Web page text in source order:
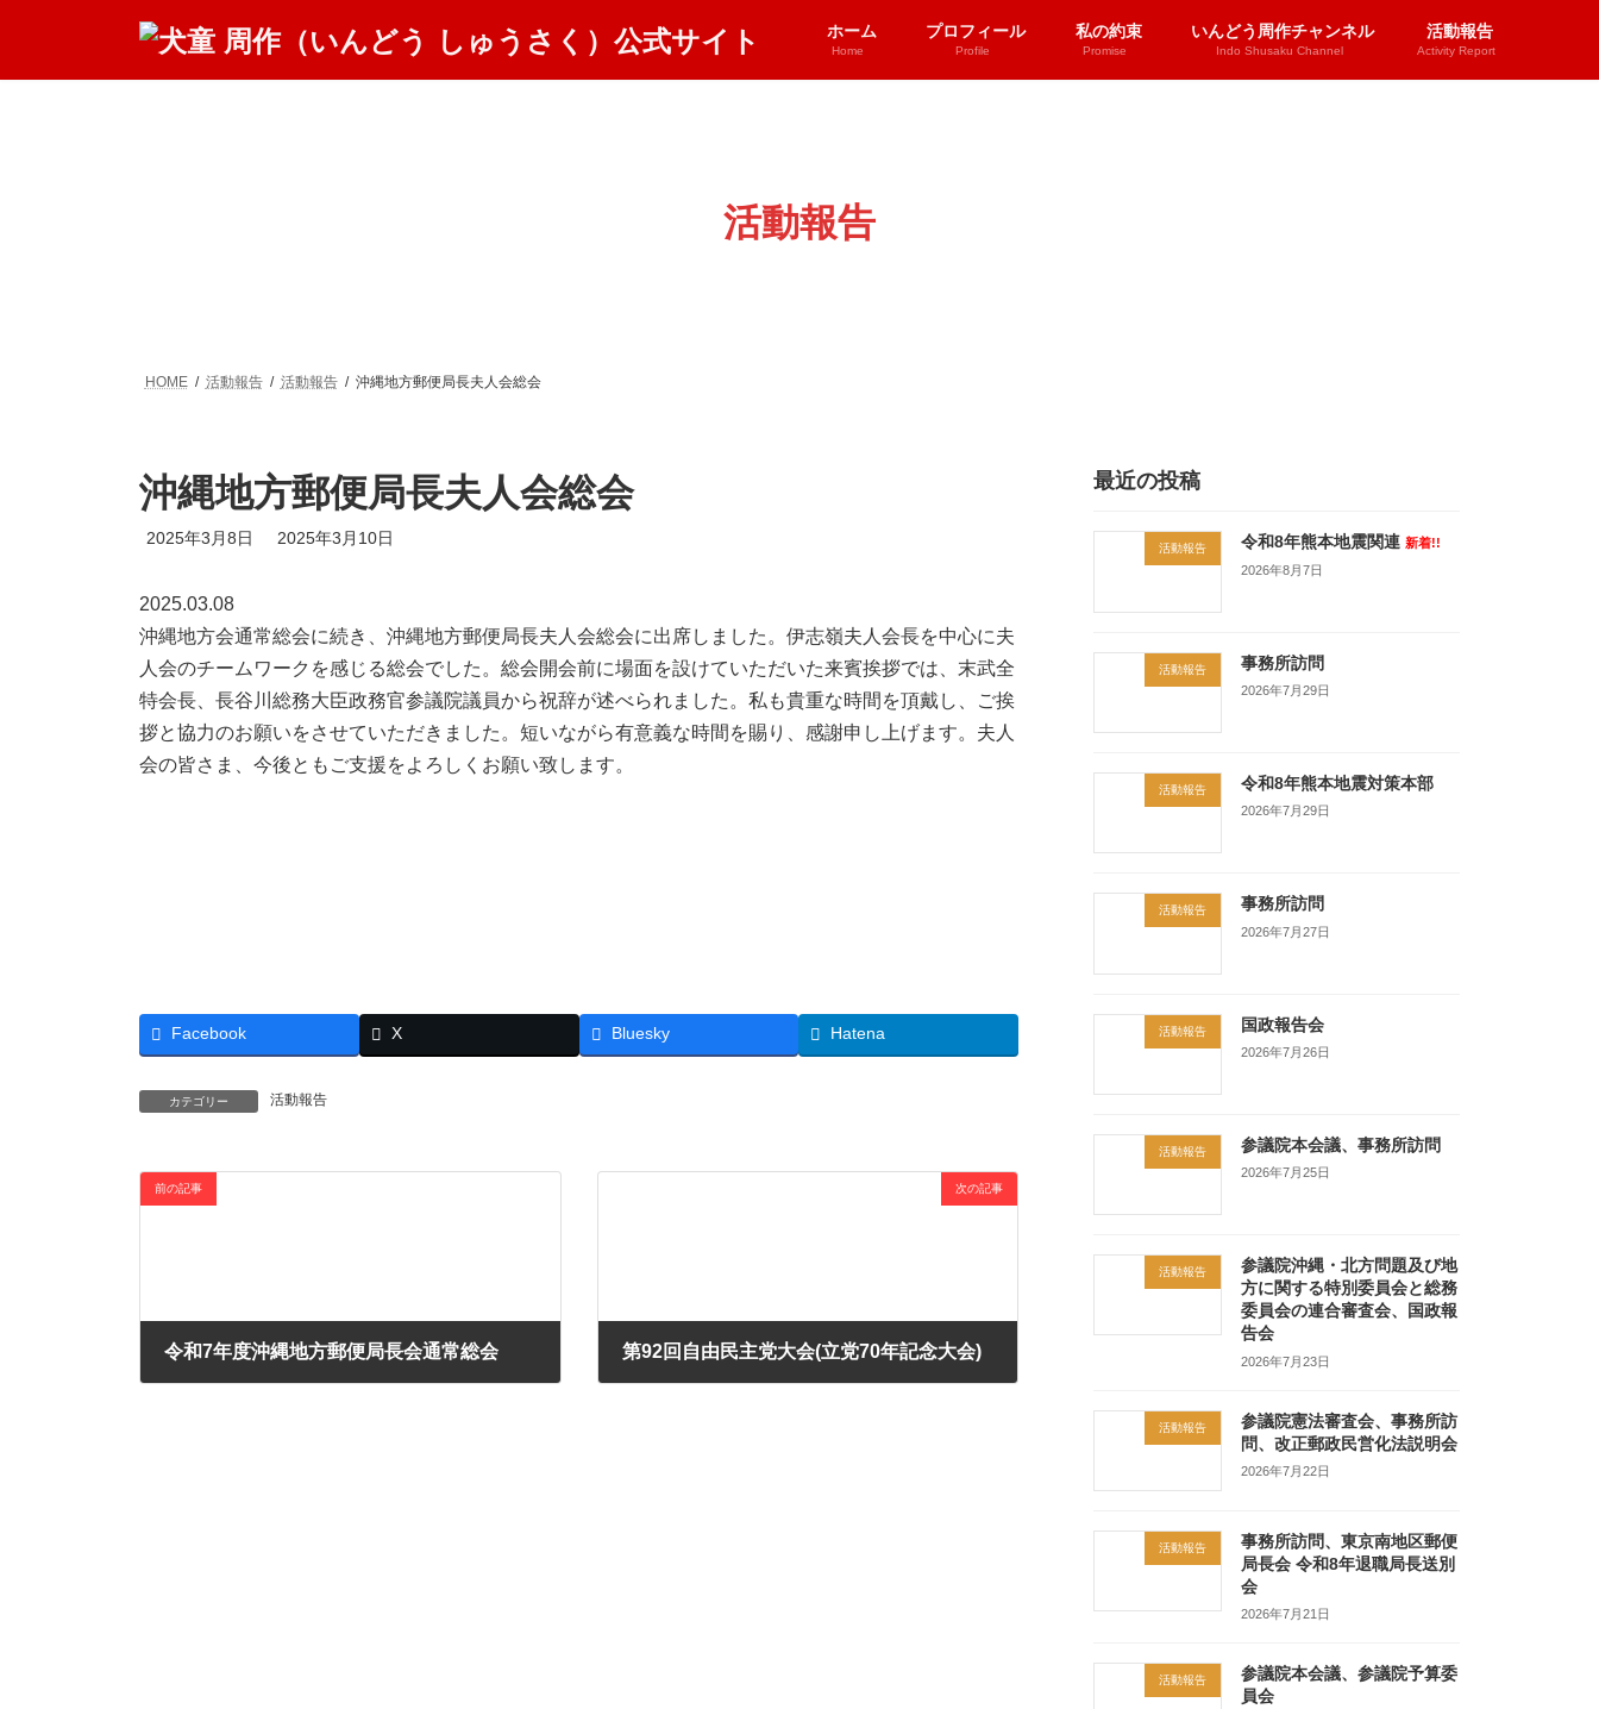
ン
ー
ホーム
Home
プロフィール
Profile
私の約束
Promise
いんどう周作チャンネル
Indo Shusaku Channel
活動報告
Activity Report
活動報告
HOME 活動報告 活動報告 沖縄地方郵便局長夫人会総会
沖縄地方郵便局長夫人会総会
2025年3月8日
最
時
:
2025年3月10日
2025.03.08
沖縄地方会通常総会に続き、沖縄地方郵便局長夫人会総会に出席しました。伊志嶺夫人会長を中心に夫
人会のチームワークを感じる総会でした。総会開会前に場面を設けていただいた来賓挨拶では、末武全
特会長、長谷川総務大臣政務官参議院議員から祝辞が述べられました。私も貴重な時間を頂戴し、ご挨
拶と協力のお願いをさせていただきました。短いながら有意義な時間を賜り、感謝申し上げます。夫人
会の皆さま、今後ともご支援をよろしくお願い致します。
Facebook X Bluesky Hatena
カテゴリー 活動報告
前の記事
令和7年度沖縄地方郵便局長会通常総会
次の記事
第92回自由民主党大会(立党70年記念大会)
最近の投稿
活動報告 令和8年熊本地震関連 新着!!
2026年8月7日
活動報告 事務所訪問
2026年7月29日
活動報告 令和8年熊本地震対策本部
2026年7月29日
活動報告 事務所訪問
2026年7月27日
活動報告 国政報告会
2026年7月26日
活動報告 参議院本会議、事務所訪問
2026年7月25日
活動報告
参議院沖縄・北方問題及び地
方に関する特別委員会と総務
委員会の連合審査会、国政報
告会
2026年7月23日
活動報告
参議院憲法審査会、事務所訪
問、改正郵政民営化法説明会
2026年7月22日
活動報告
事務所訪問、東京南地区郵便
局長会 令和8年退職局長送別
会
2026年7月21日
活動報告
参議院本会議、参議院予算委
員会